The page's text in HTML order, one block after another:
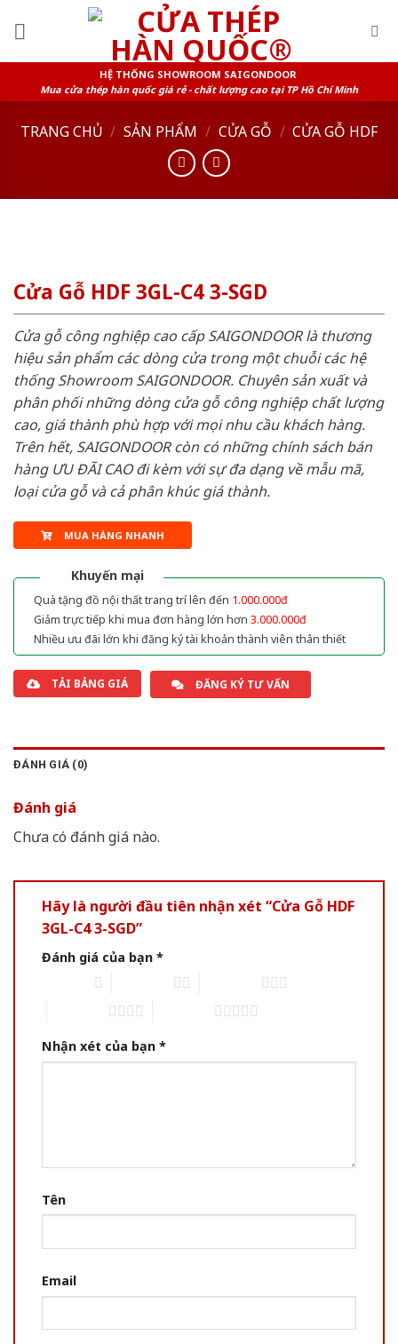
HỆ THỐNG SHOWROOM SAIGONDOOR
Mua cửa thép hàn quốc giá rẻ - chất lượng cao tại TP Hồ Chí Minh
TRANG CHỦ / SẢN PHẨM / CỬA GỖ / CỬA GỖ HDF
Cửa Gỗ HDF 3GL-C4 3-SGD
Cửa gỗ công nghiệp cao cấp SAIGONDOOR là thương
hiệu sản phẩm các dòng cửa trong một chuỗi các hệ
thống Showroom SAIGONDOOR. Chuyên sản xuất và
phân phối những dòng cửa gỗ công nghiệp chất lượng
cao, giá thành phù hợp với mọi nhu cầu khách hàng.
Trên hết, SAIGONDOOR còn có những chính sách bán
hàng ƯU ĐÃI CAO đi kèm với sự đa dạng về mẫu mã,
loại cửa gỗ và cả phân khúc giá thành.
MUA HÀNG NHANH
Khuyến mại
Quà tặng đồ nội thất trang trí lên đến 1.000.000đ
Giảm trực tiếp khi mua đơn hàng lớn hơn 3.000.000đ
Nhiều ưu đãi lớn khi đăng ký tài khoản thành viên thân thiết
TẢI BẢNG GIÁ ĐĂNG KÝ TƯ VẤN
ĐÁNH GIÁ (0)
Đánh giá
Chưa có đánh giá nào.
Hãy là người đầu tiên nhận xét “Cửa Gỗ HDF
3GL-C4 3-SGD”
Đánh giá của bạn *
Nhận xét của bạn *
Tên
Email